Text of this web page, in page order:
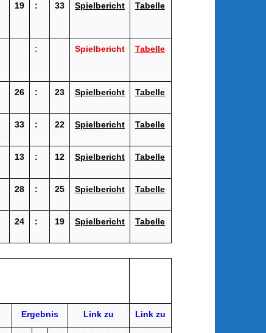
19 : 33 Spielbericht Tabelle
: Spielbericht Tabelle
26 : 23 Spielbericht Tabelle
33 : 22 Spielbericht Tabelle
13 : 12 Spielbericht Tabelle
28 : 25 Spielbericht Tabelle
24 : 19 Spielbericht Tabelle
Ergebnis Link zu Link zu